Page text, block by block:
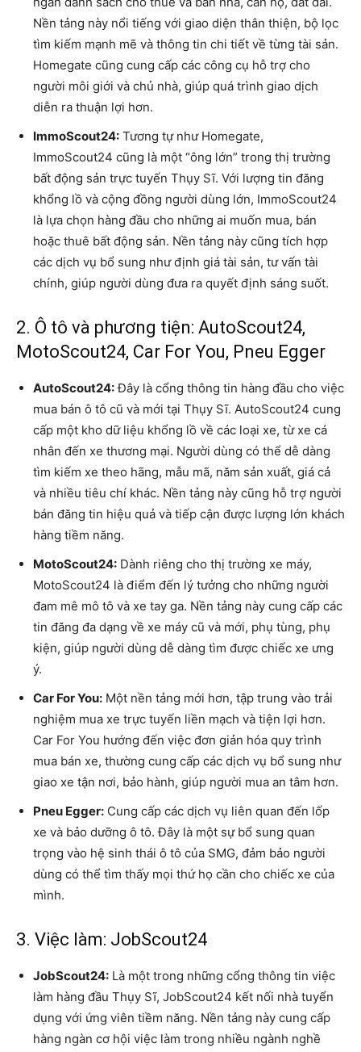
Nền tảng này nổi tiếng với giao diện thân thiện, bộ lọc
tìm kiếm mạnh mẽ và thông tin chi tiết về từng tài sản.
Homegate cũng cung cấp các công cụ hỗ trợ cho
người môi giới và chủ nhà, giúp quá trình giao dịch
diễn ra thuận lợi hơn.
ImmoScout24: Tương tự như Homegate,
ImmoScout24 cũng là một “ông lớn” trong thị trường
bất động sản trực tuyến Thụy Sĩ. Với lượng tin đăng
khổng lồ và cộng đồng người dùng lớn, ImmoScout24
là lựa chọn hàng đầu cho những ai muốn mua, bán
hoặc thuê bất động sản. Nền tảng này cũng tích hợp
các dịch vụ bổ sung như định giá tài sản, tư vấn tài
chính, giúp người dùng đưa ra quyết định sáng suốt.
2. Ô tô và phương tiện: AutoScout24,
MotoScout24, Car For You, Pneu Egger
AutoScout24:Đây là cổng thông tin hàng đầu cho việc
mua bán ô tô cũ và mới tại Thụy Sĩ. AutoScout24 cung
cấp một kho dữ liệu khổng lồ về các loại xe, từ xe cá
nhân đến xe thương mại. Người dùng có thể dễ dàng
tìm kiếm xe theo hãng, mẫu mã, năm sản xuất, giá cả
và nhiều tiêu chí khác. Nền tảng này cũng hỗ trợ người
bán đăng tin hiệu quả và tiếp cận được lượng lớn khách
hàng tiềm năng.
MotoScout24: Dành riêng cho thị trường xe máy,
MotoScout24 là điểm đến lý tưởng cho những người
đam mê mô tô và xe tay ga. Nền tảng này cung cấp các
tin đăng đa dạng về xe máy cũ và mới, phụ tùng, phụ
kiện, giúp người dùng dễ dàng tìm được chiếc xe ưng
ý.
Car For You: Một nền tảng mới hơn, tập trung vào trải
nghiệm mua xe trực tuyến liền mạch và tiện lợi hơn.
Car For You hướng đến việc đơn giản hóa quy trình
mua bán xe, thường cung cấp các dịch vụ bổ sung như
giao xe tận nơi, bảo hành, giúp người mua an tâm hơn.
Pneu Egger: Cung cấp các dịch vụ liên quan đến lốp
xe và bảo dưỡng ô tô. Đây là một sự bổ sung quan
trọng vào hệ sinh thái ô tô của SMG, đảm bảo người
dùng có thể tìm thấy mọi thứ họ cần cho chiếc xe của
mình.
3. Việc làm: JobScout24
JobScout24: Là một trong những cổng thông tin việc
làm hàng đầu Thụy Sĩ, JobScout24 kết nối nhà tuyển
dụng với ứng viên tiềm năng. Nền tảng này cung cấp
hàng ngàn cơ hội việc làm trong nhiều ngành nghề